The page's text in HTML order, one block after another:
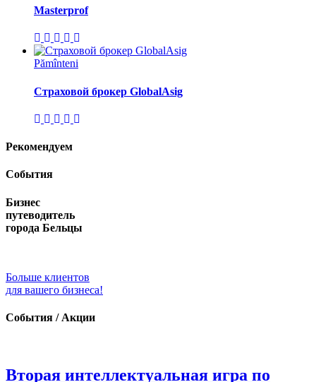
Masterprof
Pămînteni
Страховой брокер GlobalAsig
Рекомендуем
События
Бизнес
путеводитель
города Бельцы
Больше клиентов
для вашего бизнеса!
События / Акции
Вторая интеллектуальная игра по